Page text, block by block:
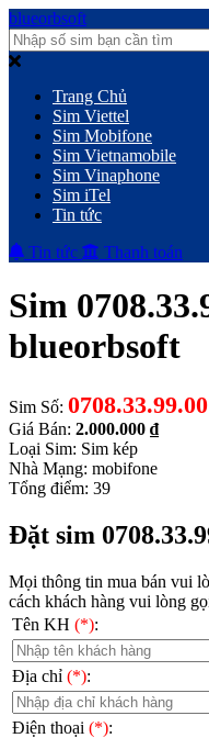
blueorbsoft
Trang Chủ
Sim Viettel
Sim Mobifone
Sim Vietnamobile
Sim Vinaphone
Sim iTel
Tin tức
Tin tức
Thanh toán
Sim
blueorbsoft
Sim Số: 0708.33.99.00
Giá Bán: 2.000.000 ₫
Loại Sim: Sim kép
Nhà Mạng: mobifone
Tổng điểm: 39
Đặt sim
Mọi thông tin mua bán vui
cách khách hàng vui lòng
Tên KH (*):
Địa chỉ (*):
Điện thoại (*):